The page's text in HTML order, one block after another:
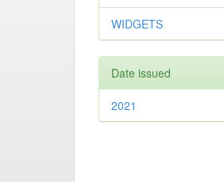
WIDGETS
Date issued
2021